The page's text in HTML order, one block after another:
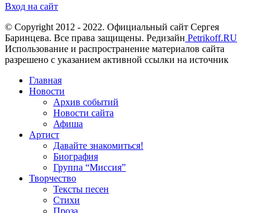
Вход на сайт
© Copyright 2012 - 2022. Официальный сайт Сергея
Баринцева. Все права защищены. Редизайн Petrikoff.RU
Использование и распространение материалов сайта
разрешено с указанием активной ссылки на источник
Главная
Новости
Архив событий
Новости сайта
Афиша
Артист
Давайте знакомиться!
Биография
Группа “Миссия”
Творчество
Тексты песен
Стихи
Проза